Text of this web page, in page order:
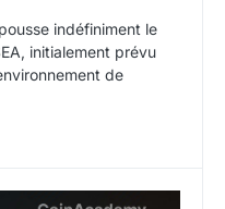
indéfiniment le
initialement prévu
de
CryptoPunks : l’IP